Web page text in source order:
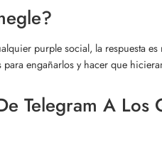
purple social, la respuesta
engañarlos y hacer que
Telegram A Los